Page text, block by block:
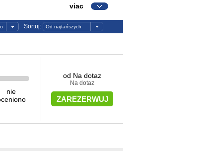
viac
Sortuj: Od najtańszych
nie
od Na dotaz
Na dotaz
ZAREZERWUJ